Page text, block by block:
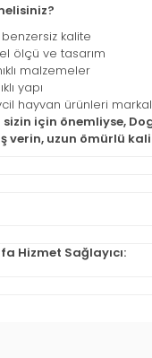
kalite
ölçü ve tasarım
malzemeler
yapı
hayvan ürünleri
için önemliyse,
verin, uzun ömürlü
Hizmet Sağlayıcı: